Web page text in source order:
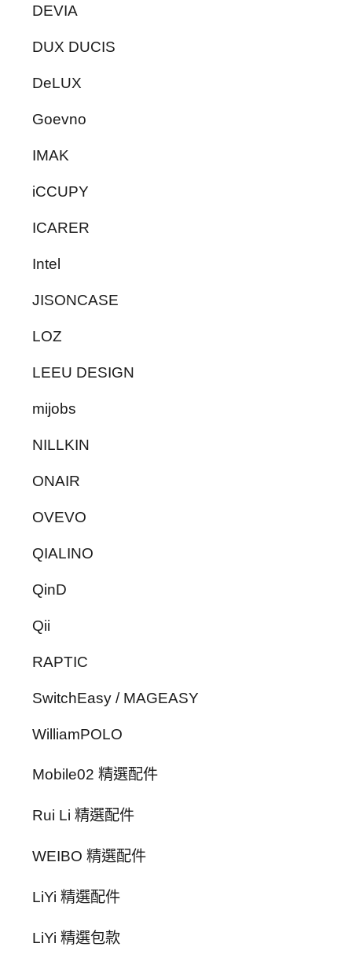
DEVIA
DUX DUCIS
DeLUX
Goevno
IMAK
iCCUPY
ICARER
Intel
JISONCASE
LOZ
LEEU DESIGN
mijobs
NILLKIN
ONAIR
OVEVO
QIALINO
QinD
Qii
RAPTIC
SwitchEasy / MAGEASY
WilliamPOLO
Mobile02 精選配件
Rui Li 精選配件
WEIBO 精選配件
LiYi 精選配件
LiYi 精選包款